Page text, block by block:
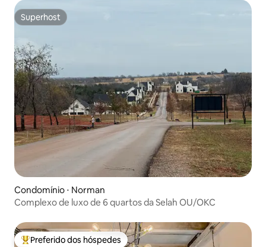
Superhost
Superhost
Condomínio ⋅ Norman
Complexo de luxo de 6 quartos da Selah OU/OKC
Preferido dos hóspedes